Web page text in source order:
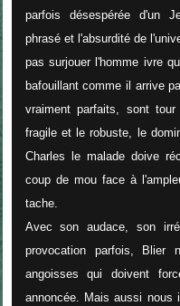
parfois désespérée d'un
phrasé et l'absurdité de
pas surjouer l'homme ivre
bafouillant comme il arrive
vraiment parfaits, sont
fragile et le robuste, le
Charles le malade doive
coup de mou face à
tache.
Avec son audace, son
provocation parfois,
angoisses qui doivent
annoncée. Mais aussi nous